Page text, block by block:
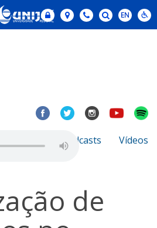
Podcasts Vídeos
de